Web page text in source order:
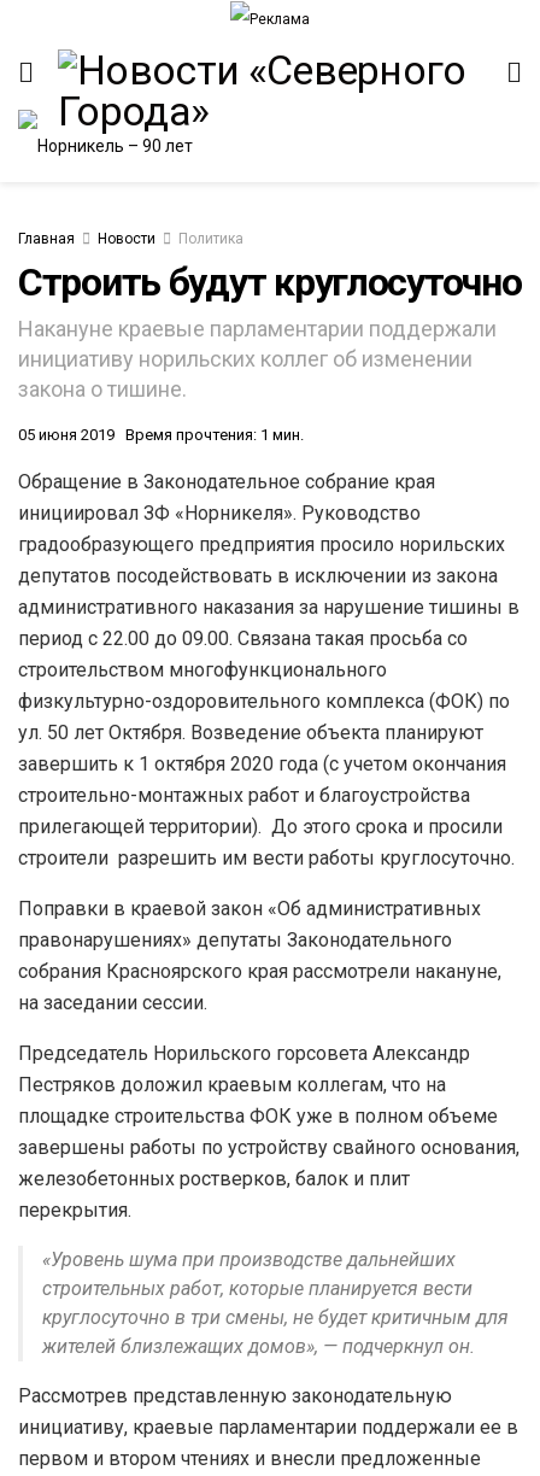
Главная Новости Политика
Строить будут круглосуточно
Накануне краевые парламентарии поддержали
инициативу норильских коллег об изменении
закона о тишине.
05 июня 2019 Время прочтения: 1 мин.
Обращение в Законодательное собрание края
инициировал ЗФ «Норникеля». Руководство
градообразующего предприятия просило норильских
депутатов посодействовать в исключении из закона
административного наказания за нарушение тишины в
период с 22.00 до 09.00. Связана такая просьба со
строительством многофункционального
физкультурно-оздоровительного комплекса (ФОК) по
ул. 50 лет Октября. Возведение объекта планируют
завершить к 1 октября 2020 года (с учетом окончания
строительно-монтажных работ и благоустройства
прилегающей территории). До этого срока и просили
строители разрешить им вести работы круглосуточно.
Поправки в краевой закон «Об административных
правонарушениях» депутаты Законодательного
собрания Красноярского края рассмотрели накануне,
на заседании сессии.
Председатель Норильского горсовета Александр
Пестряков доложил краевым коллегам, что на
площадке строительства ФОК уже в полном объеме
завершены работы по устройству свайного основания,
железобетонных ростверков, балок и плит
перекрытия.
«Уровень шума при производстве дальнейших
строительных работ, которые планируется вести
круглосуточно в три смены, не будет критичным для
жителей близлежащих домов», — подчеркнул он.
Рассмотрев представленную законодательную
инициативу, краевые парламентарии поддержали ее в
первом и втором чтениях и внесли предложенные